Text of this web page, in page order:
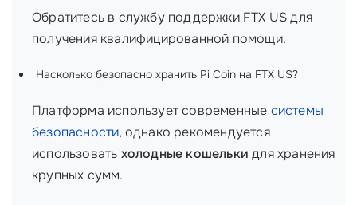
Обратитесь в службу поддержки FTX US для
получения квалифицированной помощи.
Насколько безопасно хранить Pi Coin на FTX US?
Платформа использует современные системы
безопасности, однако рекомендуется
использовать холодные кошельки для хранения
крупных сумм.